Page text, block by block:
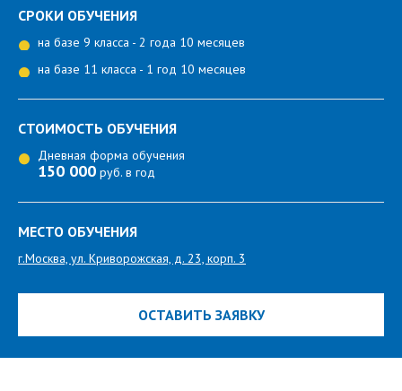
СРОКИ ОБУЧЕНИЯ
на базе 9 класса - 2 года 10 месяцев
на базе 11 класса - 1 год 10 месяцев
СТОИМОСТЬ ОБУЧЕНИЯ
Дневная форма обучения
150 000 руб. в год
МЕСТО ОБУЧЕНИЯ
г.Москва, ул. Криворожская, д. 23, корп. 3
ОСТАВИТЬ ЗАЯВКУ